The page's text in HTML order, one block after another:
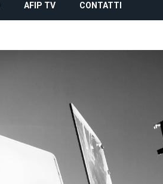
AFIP TV CONTATTI